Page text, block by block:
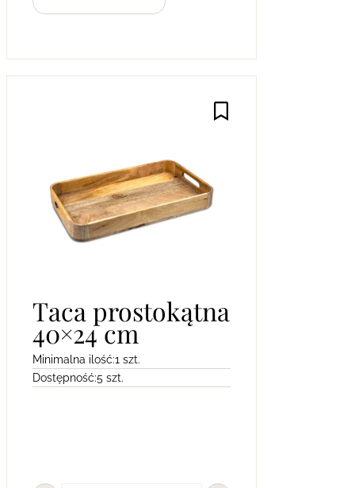
Taca prostokątna
40×24 cm
Minimalna ilość:1 szt.
Dostępność:5 szt.